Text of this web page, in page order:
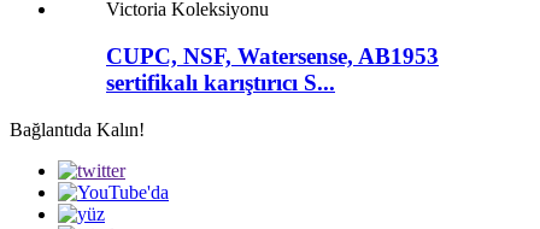
CUPC, NSF, Watersense, AB1953
sertifikalı karıştırıcı S...
Bağlantıda Kalın!